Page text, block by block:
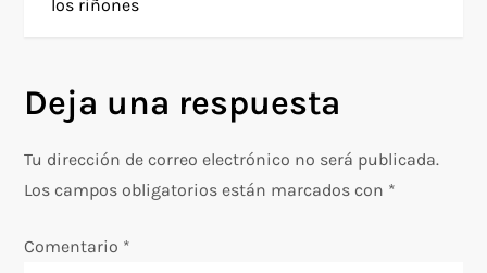
g
a
c
i
los riñones
Deja una respuesta
Tu dirección de correo electrónico no será publicada.
Los campos obligatorios están marcados con *
Comentario *